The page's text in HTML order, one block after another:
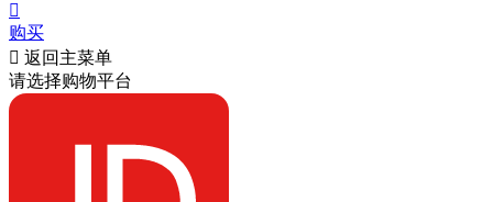

购买
 返回主菜单
请选择购物平台